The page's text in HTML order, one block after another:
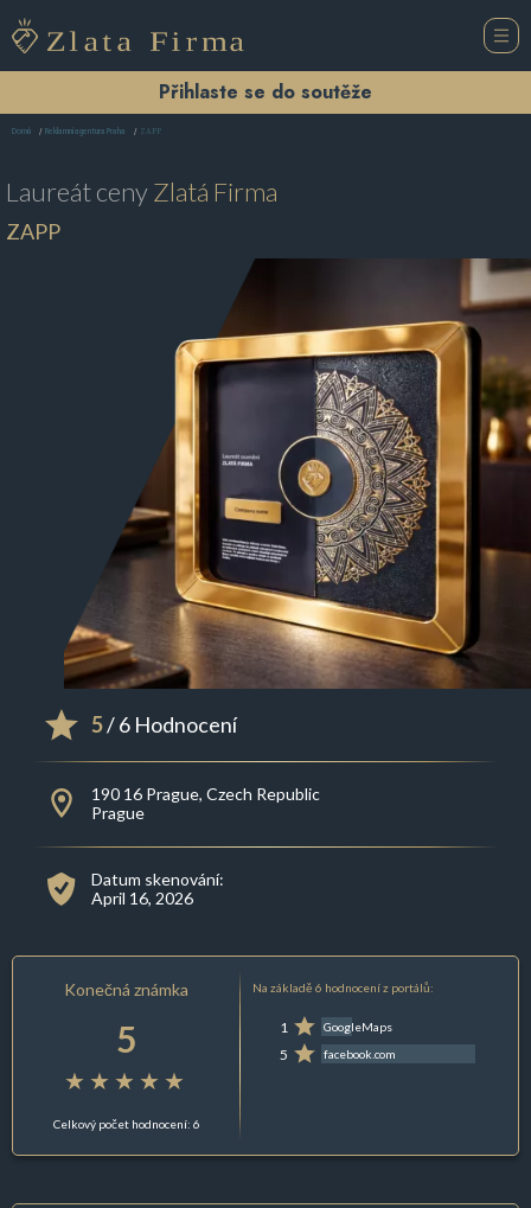
Přihlaste se do soutěže
Domů Reklamní agentura Praha ZAPP
Laureát cenyZlatá Firma
ZAPP
5/ 6 Hodnocení
190 16 Prague, Czech Republic
Prague
Datum skenování:
April 16, 2026
Konečná známka
5
Celkový počet hodnocení: 6
Na základě 6 hodnocení z portálů:
1 GoogleMaps
5 facebook.com